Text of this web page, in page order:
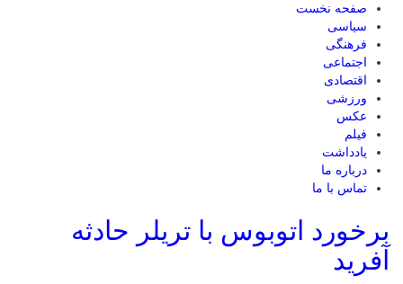
صفحه نخست
سیاسی
فرهنگی
اجتماعی
اقتصادی
ورزشی
عکس
فیلم
یادداشت
درباره ما
تماس با ما
برخورد اتوبوس با تریلر حادثه
آفرید